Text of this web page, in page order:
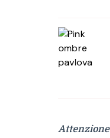
Attenzione